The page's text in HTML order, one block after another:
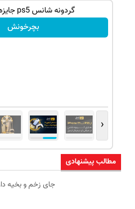
گردونه شانس ps5 جایزه میده 🔥
بچرخونش
‹
مطالب پیشنهادی